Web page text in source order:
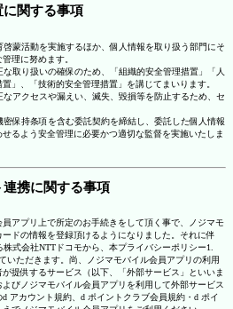
関する事項
蒙活動を実施するほか、個人情報を取り扱う部門にそ
理に努めます。
取り扱いの確保のため、「組織的安全管理措置」「人
」、「技術的安全管理措置」を講じてまいります。
アクセスや漏えい、滅失、毀損等を防止するため、セ
保持条項を含む委託契約を締結し、委託した個人情報
るよう安全管理に必要かつ適切な監督を実施いたしま
携に関する事項
アプリ上で所定のお手続きをして頂く事で、ノジマモ
ドの情報を登録頂けるようになりました。それに伴
式会社NTTドコモから、本プライバシーポリシー1.
いただきます。尚、ノジマモバイル会員アプリの利用
提供するサービス（以下、「外部サービス」といいま
びノジマモバイル会員アプリを利用して外部サービス
アカウント規約、d ポイントクラブ会員規約・d ポイ